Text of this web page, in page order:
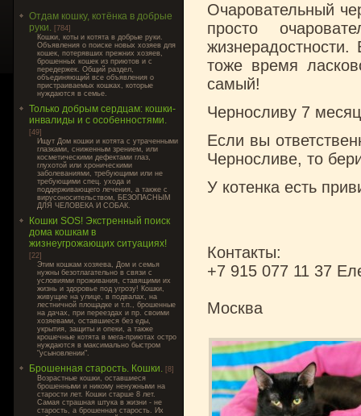
Отдам кошку, котёнка в добрые
руки. [784]
Кошки, коты и котята в добрые руки.
Объявления о поиске новых хозяев для
кошек, потерявших прежних хозяев,
брошенных кошек из приютов и с
передержек. Общий раздел,
объединяющий все объявления о
пристраиваемых кошках, которые
нуждаются в семье.
Только добрым сердцам: кошки-
инвалиды и с особенностями.
[49]
Ищут Дом кошки и котята с утраченными
глазками, сниженным зрением, или
косметическими дефектами глаз,
глухотой или хроническими
заболеваниями, требующими или не
требующими спец. ухода и
поддерживающего лечения, а также с
вирусоносительством, БЕЗОПАСНЫМ
ДЛЯ ЧЕЛОВЕКА И СОБАК.
Кошки SOS! Экстренный поиск
дома кошкам в
жизнеугрожающих ситуациях!
[22]
Этим кошкам хозяева, Дом и семья
нужны безотлагательно в связи с
условиями проживания, ставящими их
жизнь и здоровье под угрозу! Кошки,
живущие на улице, в подвалах, на
лестничной площадке и т.п., брошенные
на дачах, при переездах и пр. своими
хозяевами, оставшиеся без еды,
укрытия, защиты и опеки, а также
крошечные котята в мега-приютах остро
нуждаются в максимально быстром
"усыновлении".
Брошенная старость. Кошки. [8]
Возрастные кошки, оставшиеся
брошенными и никому ненужными на
старости лет. Кошки старше 8 лет.
Самая страшная штука в жизни - не
старость, а брошенная старость. Их
Очаровательный
просто
тоже время
самый!
Черносливу 7
Если вы
Черносливе, то
У котенка есть
Контакты:
+7 915 077 11 37
Москва